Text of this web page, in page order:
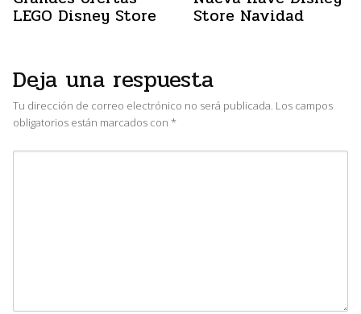
LEGO Disney Store Store Navidad
Deja una respuesta
Tu dirección de correo electrónico no será publicada. Los campos
obligatorios están marcados con *